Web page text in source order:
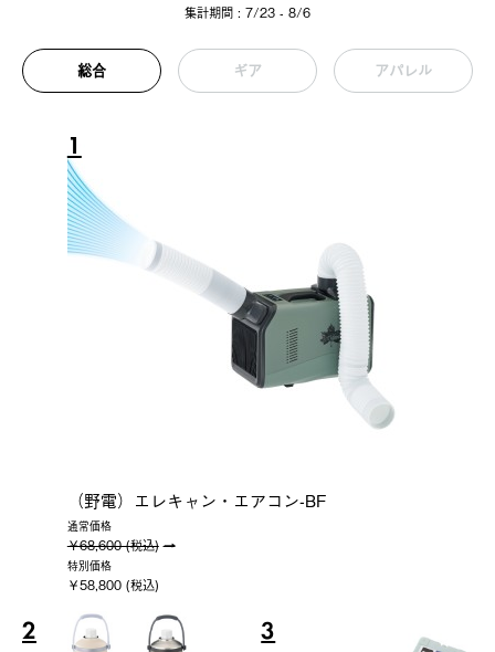
集計期間 : 7/23 - 8/6
総合 ギア アパレル
1
（野電）エレキャン・エアコン-BF
通常価格
￥68,600 (税込)
特別価格
￥58,800 (税込)
2 3